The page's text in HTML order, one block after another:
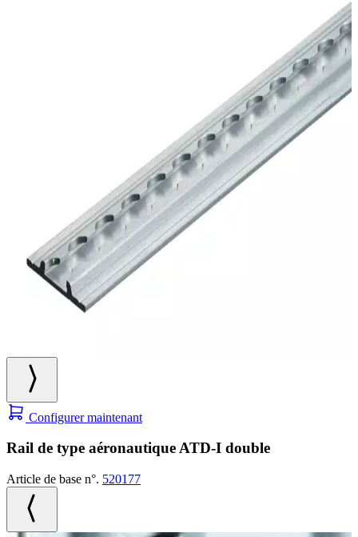
Configurer maintenant
Rail de type aéronautique ATD-I double
Article de base n°. 520177